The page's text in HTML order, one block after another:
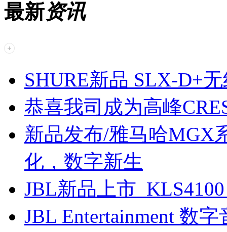
最新资讯
SHURE新品 SLX-D+
恭喜我司成为高峰
新品发布/雅马哈MGX
化，数字新生
JBL新品上市
JBL Entertainment 数